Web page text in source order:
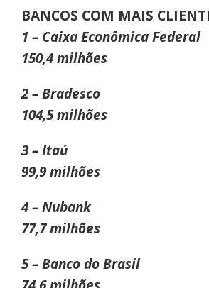
BANCOS COM MAIS
1 – Caixa Econômica Federal
150,4 milhões
2 – Bradesco
104,5 milhões
3 – Itaú
99,9 milhões
4 – Nubank
77,7 milhões
5 – Banco do Brasil